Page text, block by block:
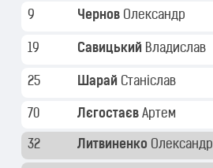
9 Чернов Олександр
19 Савицький Владислав
25 Шарай Станіслав
70 Лєгостаєв Артем
32 Литвиненко Олександр